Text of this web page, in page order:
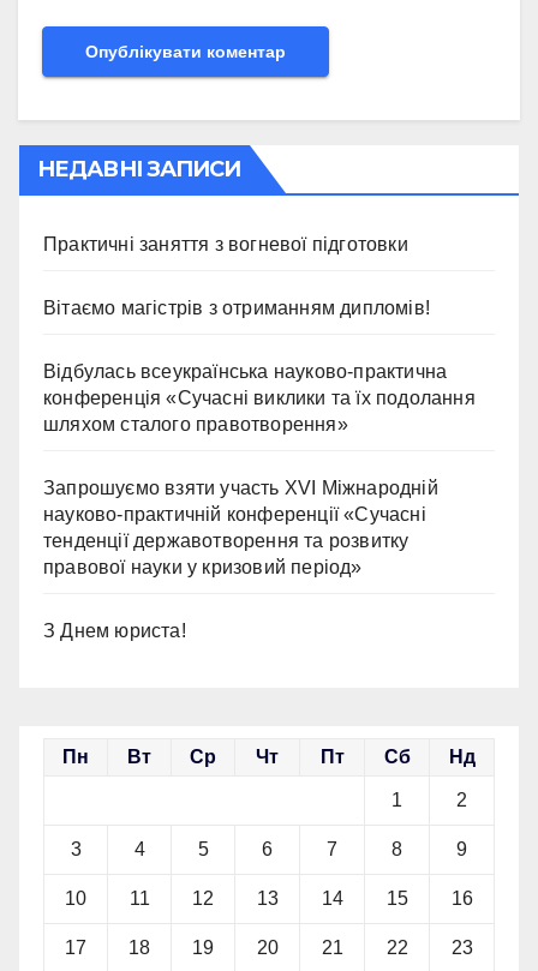
НЕДАВНІ ЗАПИСИ
Практичні заняття з вогневої підготовки
Вітаємо магістрів з отриманням дипломів!
Відбулась всеукраїнська науково-практична
конференція «Сучасні виклики та їх подолання
шляхом сталого правотворення»
Запрошуємо взяти участь ХVІ Міжнародній
науково-практичній конференції «Сучасні
тенденції державотворення та розвитку
правової науки у кризовий період»
З Днем юриста!
Пн Вт Ср Чт Пт Сб Нд
1 2
3 4 5 6 7 8 9
10 11 12 13 14 15 16
17 18 19 20 21 22 23